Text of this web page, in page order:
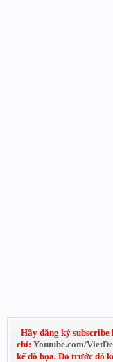
Hãy đăng ký subscribe
chỉ: Youtube.com/
kế đồ họa. Do trước đó